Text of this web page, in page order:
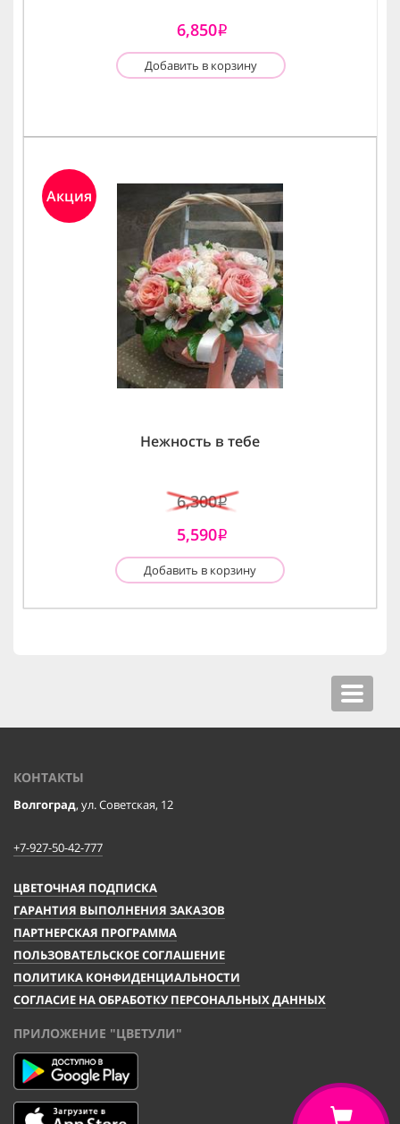
6,850i
Добавить в корзину
Акция
Нежность в тебе
6,300i
5,590i
Добавить в корзину
Toggle
КОНТАКТЫ
Волгоград, ул. Советская, 12
+7-927-50-42-777
ЦВЕТОЧНАЯ ПОДПИСКА
ГАРАНТИЯ ВЫПОЛНЕНИЯ ЗАКАЗОВ
ПАРТНЕРСКАЯ ПРОГРАММА
ПОЛЬЗОВАТЕЛЬСКОЕ СОГЛАШЕНИЕ
ПОЛИТИКА КОНФИДЕНЦИАЛЬНОСТИ
СОГЛАСИЕ НА ОБРАБОТКУ ПЕРСОНАЛЬНЫХ ДАННЫХ
ПРИЛОЖЕНИЕ "ЦВЕТУЛИ"